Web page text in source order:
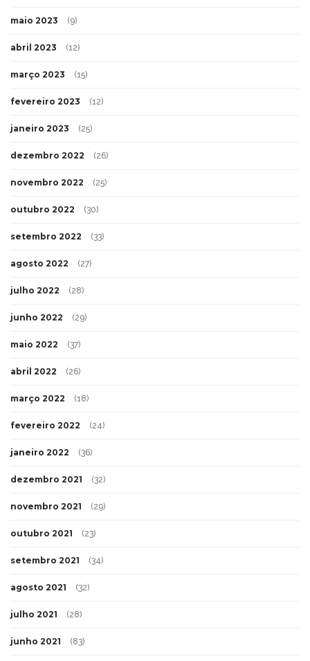
maio 2023 (9)
abril 2023 (12)
março 2023 (15)
fevereiro 2023 (12)
janeiro 2023 (25)
dezembro 2022 (26)
novembro 2022 (25)
outubro 2022 (30)
setembro 2022 (33)
agosto 2022 (27)
julho 2022 (28)
junho 2022 (29)
maio 2022 (37)
abril 2022 (26)
março 2022 (18)
fevereiro 2022 (24)
janeiro 2022 (36)
dezembro 2021 (32)
novembro 2021 (29)
outubro 2021 (23)
setembro 2021 (34)
agosto 2021 (32)
julho 2021 (28)
junho 2021 (83)